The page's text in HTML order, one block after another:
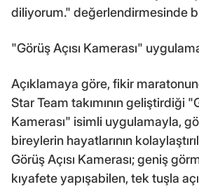
diliyorum." değerlendirmesinde
"Görüş Açısı Kamerası"
Açıklamaya göre, fikir
Star Team takımının geliştirdiği
Kamerası" isimli uygulamayla,
bireylerin hayatlarının
Görüş Açısı Kamerası; geniş
kıyafete yapışabilen, tek tuşla